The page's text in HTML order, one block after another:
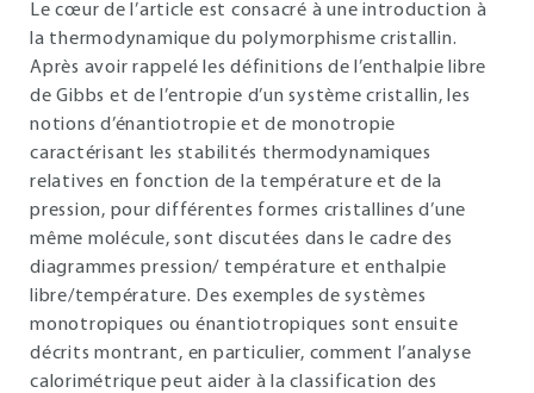
Le cœur de l’article est consacré à une introduction à
la thermodynamique du polymorphisme cristallin.
Après avoir rappelé les définitions de l’enthalpie libre
de Gibbs et de l’entropie d’un système cristallin, les
notions d’énantiotropie et de monotropie
caractérisant les stabilités thermodynamiques
relatives en fonction de la température et de la
pression, pour différentes formes cristallines d’une
même molécule, sont discutées dans le cadre des
diagrammes pression/ température et enthalpie
libre/température. Des exemples de systèmes
monotropiques ou énantiotropiques sont ensuite
décrits montrant, en particulier, comment l’analyse
calorimétrique peut aider à la classification des